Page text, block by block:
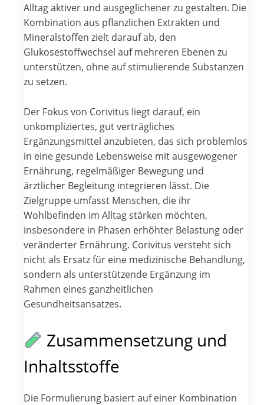
Alltag aktiver und ausgeglichener zu gestalten. Die
Kombination aus pflanzlichen Extrakten und
Mineralstoffen zielt darauf ab, den
Glukosestoffwechsel auf mehreren Ebenen zu
unterstützen, ohne auf stimulierende Substanzen
zu setzen.
Der Fokus von Corivitus liegt darauf, ein
unkompliziertes, gut verträgliches
Ergänzungsmittel anzubieten, das sich problemlos
in eine gesunde Lebensweise mit ausgewogener
Ernährung, regelmäßiger Bewegung und
ärztlicher Begleitung integrieren lässt. Die
Zielgruppe umfasst Menschen, die ihr
Wohlbefinden im Alltag stärken möchten,
insbesondere in Phasen erhöhter Belastung oder
veränderter Ernährung. Corivitus versteht sich
nicht als Ersatz für eine medizinische Behandlung,
sondern als unterstützende Ergänzung im
Rahmen eines ganzheitlichen
Gesundheitsansatzes.
Zusammensetzung und
Inhaltsstoffe
Die Formulierung basiert auf einer Kombination